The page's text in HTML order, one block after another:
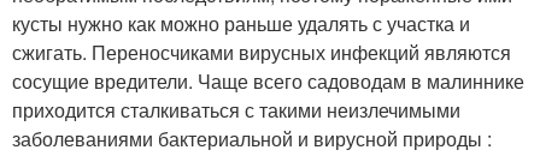
кусты нужно как можно раньше удалять с участка и
сжигать. Переносчиками вирусных инфекций являются
сосущие вредители. Чаще всего садоводам в малиннике
приходится сталкиваться с такими неизлечимыми
заболеваниями бактериальной и вирусной природы :